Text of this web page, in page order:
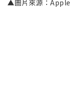
▲圖片來源：Apple